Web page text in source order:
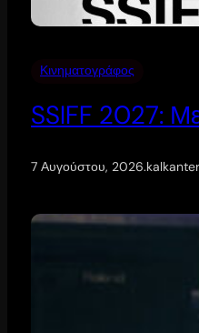
Κινηματογράφος
SSIFF 2027:
7 Αυγούστου, 2026.